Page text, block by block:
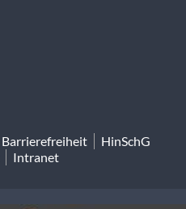
Barrierefreiheit
HinSchG
Intranet